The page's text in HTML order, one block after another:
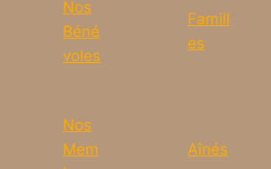
Nos
Béné
voles
Famill
es
Nos
Mem
Aînés